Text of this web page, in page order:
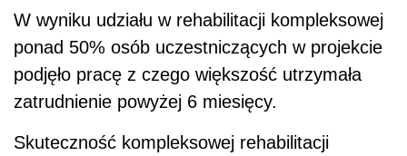
W wyniku udziału w rehabilitacji kompleksowej
ponad 50% osób uczestniczących w projekcie
podjęło pracę z czego większość utrzymała
zatrudnienie powyżej 6 miesięcy.
Skuteczność kompleksowej rehabilitacji